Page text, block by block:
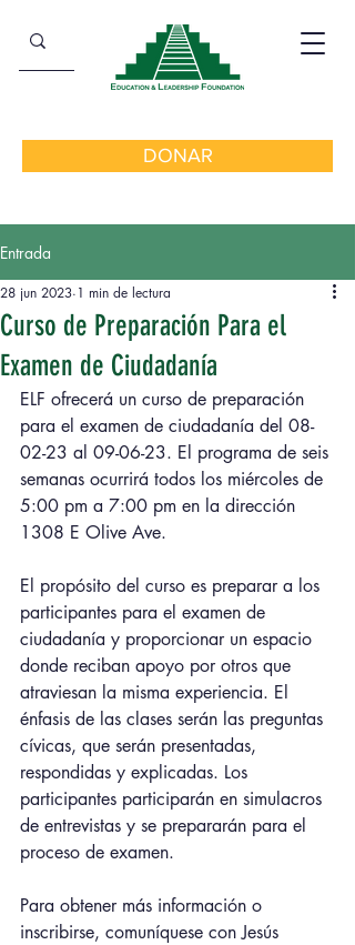
DONAR
Entrada
Curso de Preparación Para el
Examen de Ciudadanía
28 jun 2023 1 min de lectura
ELF ofrecerá un curso de preparación
para el examen de ciudadanía del 08-
02-23 al 09-06-23. El programa de seis
semanas ocurrirá todos los miércoles de
5:00 pm a 7:00 pm en la dirección
1308 E Olive Ave.
El propósito del curso es preparar a los
participantes para el examen de
ciudadanía y proporcionar un espacio
donde reciban apoyo por otros que
atraviesan la misma experiencia. El
énfasis de las clases serán las preguntas
cívicas, que serán presentadas,
respondidas y explicadas. Los
participantes participarán en simulacros
de entrevistas y se prepararán para el
proceso de examen.
Para obtener más información o
inscribirse, comuníquese con Jesús